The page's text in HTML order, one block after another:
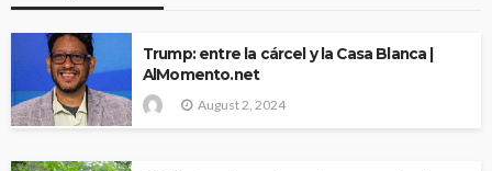
Trump: entre la cárcel y la Casa Blanca |
AlMomento.net
August 2, 2024